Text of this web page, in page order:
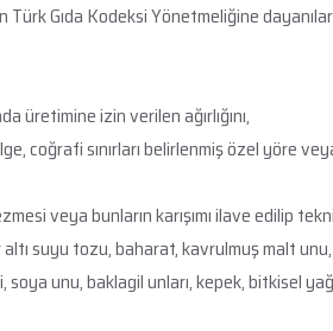
Gıda Kodeksi Yönetmeliğine
üretimine izin verilen ağırlığını,
coğrafi sınırları belirlenmiş özel yöre
veya bunların karışımı ilave edilip
suyu tozu, baharat, kavrulmuş malt
soya unu, baklagil unları, kepek,